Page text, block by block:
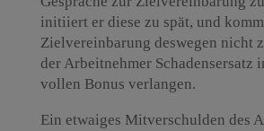
initiiert er diese zu spät, und
Zielvereinbarung deswegen nicht
der Arbeitnehmer Schadensersatz
vollen Bonus verlangen.
Ein etwaiges Mitverschulden des